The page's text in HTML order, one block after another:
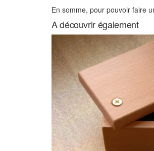
En somme, pour pouvoir faire
A découvrir également